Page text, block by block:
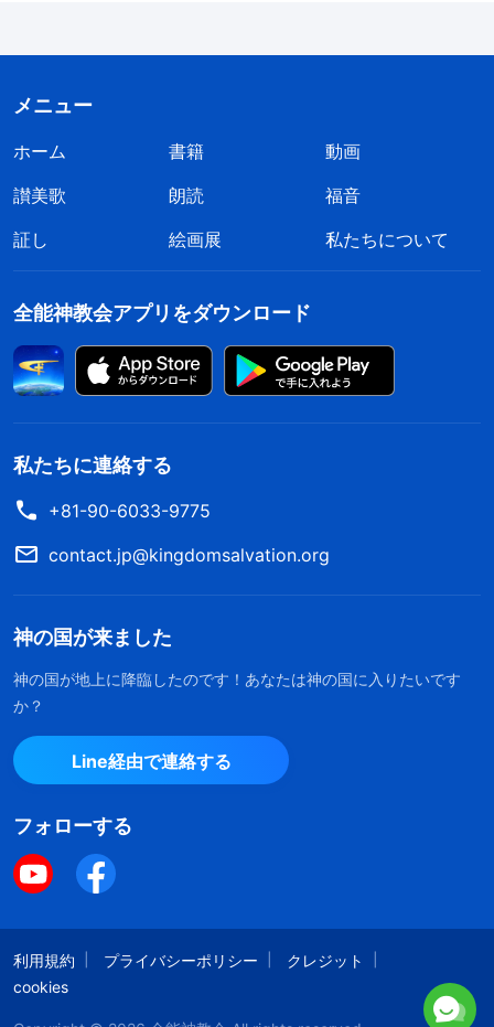
の証言を伝えて、主イエスを中傷し冒涜したので
す。たとえば彼らは主イエスが悪魔のかしらベルゼ
冒涜し、主イエスはカエサルに税を納めないよう地
元の市民をそそのかしたと言って中傷し、買収した
兵士に、主イエスは復活しておらず、その亡骸を弟
子たちがひそかに持ち去ったという嘘の証言をさせ
ています。神が終わりの日の新たな働きをなさるた
めに受肉されると、中国共産党政府は中国を無神論
地帯にしようと試みて、自らの生活と地位を守るこ
とを望む多くの宗教の牧師と長老とともに、全能神
撒きはじめました。人々を欺き脅かして、人々が最
後の日の神の働きを調べて受け入れるのを防ぐため
です。この真実を理解せず見識もない多くの者は、
深く考えもせずにこうした噂をうのみにして誤った
考えを広めています。人々を悩ませ、人々が真の道
を受け入れるのを妨げることによって、サタンの命
令に従っているのです。そうした者がサタンの共犯
者となり、神と敵対する邪悪な存在となるのです。
敵であり、神の働きについて調べさせまいとする牧
師や長老は、現代のパリサイ人だとしっかり認識す
て、私たちを神のほうに向かせまいとするサタンの
計画の一部であると見なくてはならず、真の道につ
いて調べたければ、神の御言葉だけに耳を傾けてサ
メニュー
ホーム 書籍
動画
讃美歌
朗読
福音
証し
絵画展 私たちについて
全能神教会アプリをダウンロード
私たちに連絡する
+81-90-6033-9775
contact.jp@kingdomsalvation.org
神の国が来ました
神の国が地上に降臨したのです！あなたは神の国に入りたいです
か？
Line経由で連絡する
フォローする
利用規約 プライバシーポリシー
クレジット
cookies